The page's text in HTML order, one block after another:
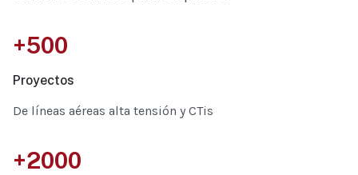
+500
Proyectos
De líneas aéreas alta tensión y CTis
+2000